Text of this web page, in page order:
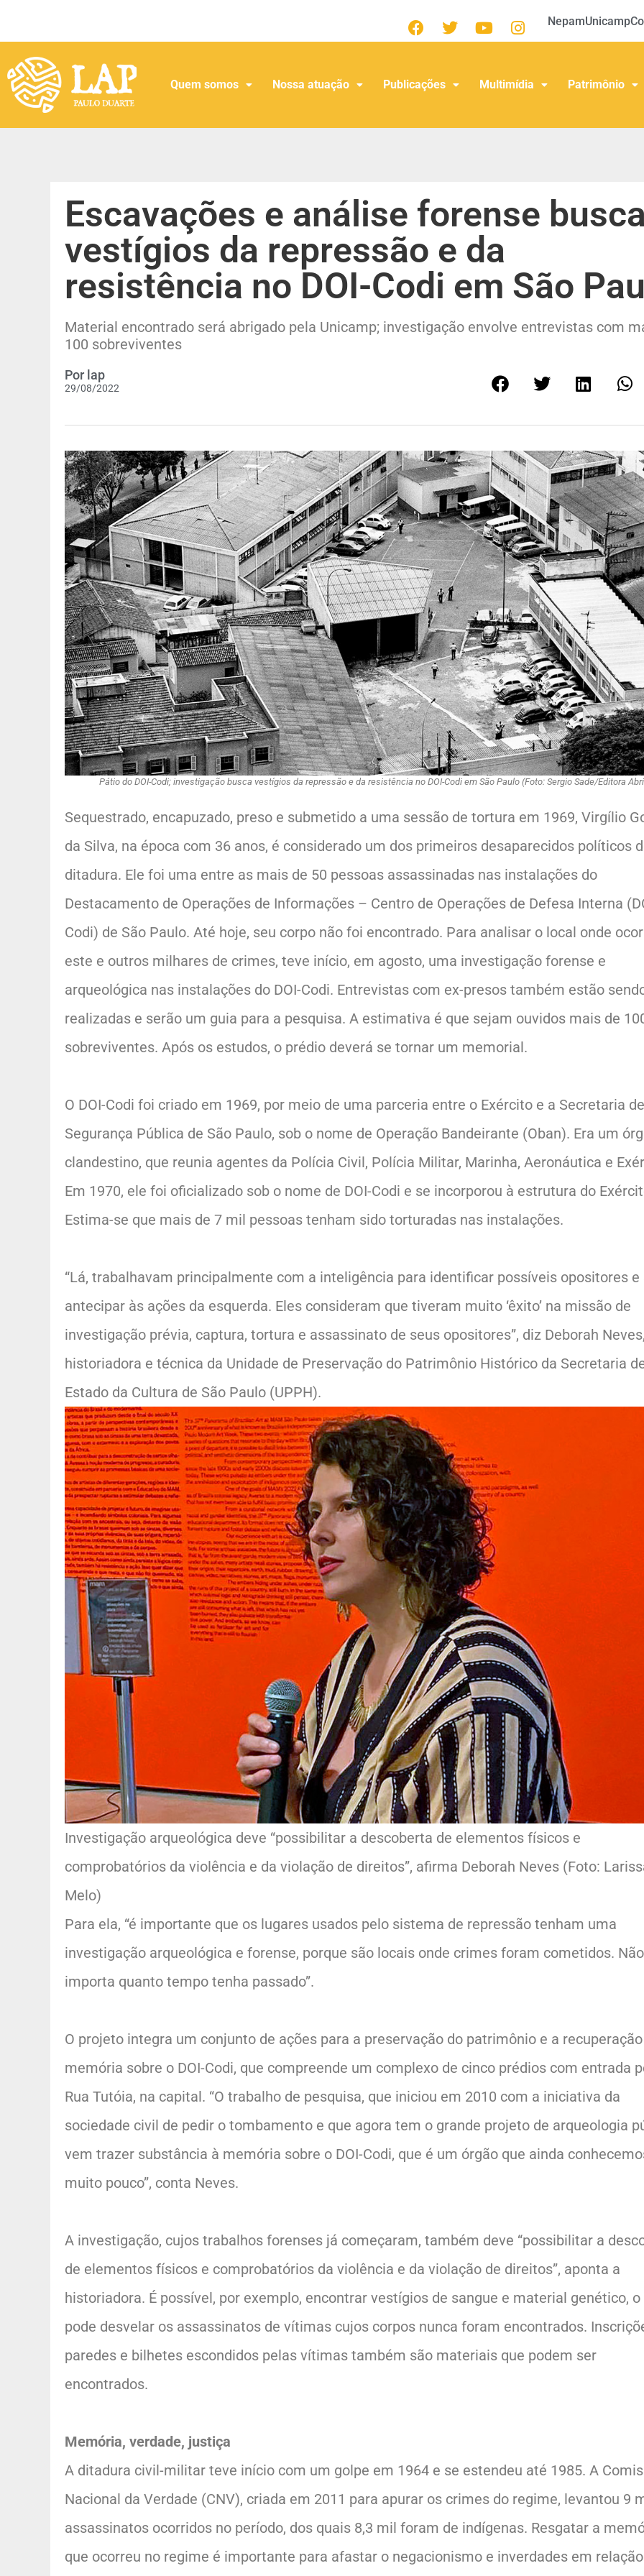
NepamUnicamp
Quem somos Nossa atuação Publicações Multimídia Patrimônio
Escavações e análise forense
vestígios da repressão e da
resistência no DOI-Codi em São
Material encontrado será abrigado pela Unicamp; investigação envolve entrevistas com
100 sobreviventes
Por lap
29/08/2022
Pátio do DOI-Codi; investigação busca vestígios da repressão e da resistência no DOI-Codi em São Paulo (Foto: Sergio Sade/Editora
Sequestrado, encapuzado, preso e submetido a uma sessão de tortura em 1969, Virgílio
da Silva, na época com 36 anos, é considerado um dos primeiros desaparecidos políticos
ditadura. Ele foi uma entre as mais de 50 pessoas assassinadas nas instalações do
Destacamento de Operações de Informações – Centro de Operações de Defesa Interna
Codi) de São Paulo. Até hoje, seu corpo não foi encontrado. Para analisar o local onde
este e outros milhares de crimes, teve início, em agosto, uma investigação forense e
arqueológica nas instalações do DOI-Codi. Entrevistas com ex-presos também estão
realizadas e serão um guia para a pesquisa. A estimativa é que sejam ouvidos mais de
sobreviventes. Após os estudos, o prédio deverá se tornar um memorial.
O DOI-Codi foi criado em 1969, por meio de uma parceria entre o Exército e a Secretaria de
Segurança Pública de São Paulo, sob o nome de Operação Bandeirante (Oban). Era um
clandestino, que reunia agentes da Polícia Civil, Polícia Militar, Marinha, Aeronáutica e
Em 1970, ele foi oficializado sob o nome de DOI-Codi e se incorporou à estrutura do
Estima-se que mais de 7 mil pessoas tenham sido torturadas nas instalações.
“Lá, trabalhavam principalmente com a inteligência para identificar possíveis opositores e
antecipar às ações da esquerda. Eles consideram que tiveram muito ‘êxito’ na missão de
investigação prévia, captura, tortura e assassinato de seus opositores”, diz Deborah
historiadora e técnica da Unidade de Preservação do Patrimônio Histórico da Secretaria
Estado da Cultura de São Paulo (UPPH).
Investigação arqueológica deve “possibilitar a descoberta de elementos físicos e
comprobatórios da violência e da violação de direitos”, afirma Deborah Neves (Foto:
Melo)
Para ela, “é importante que os lugares usados pelo sistema de repressão tenham uma
investigação arqueológica e forense, porque são locais onde crimes foram cometidos. Não
importa quanto tempo tenha passado”.
O projeto integra um conjunto de ações para a preservação do patrimônio e a
memória sobre o DOI-Codi, que compreende um complexo de cinco prédios com entrada
Rua Tutóia, na capital. “O trabalho de pesquisa, que iniciou em 2010 com a iniciativa da
sociedade civil de pedir o tombamento e que agora tem o grande projeto de arqueologia
vem trazer substância à memória sobre o DOI-Codi, que é um órgão que ainda
muito pouco”, conta Neves.
A investigação, cujos trabalhos forenses já começaram, também deve “possibilitar a
de elementos físicos e comprobatórios da violência e da violação de direitos”, aponta a
historiadora. É possível, por exemplo, encontrar vestígios de sangue e material genético, o
pode desvelar os assassinatos de vítimas cujos corpos nunca foram encontrados.
paredes e bilhetes escondidos pelas vítimas também são materiais que podem ser
encontrados.
Memória, verdade, justiça
A ditadura civil-militar teve início com um golpe em 1964 e se estendeu até 1985. A
Nacional da Verdade (CNV), criada em 2011 para apurar os crimes do regime, levantou 9
assassinatos ocorridos no período, dos quais 8,3 mil foram de indígenas. Resgatar a
que ocorreu no regime é importante para afastar o negacionismo e inverdades em